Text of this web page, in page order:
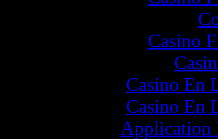
Casino
Casino En
Casino En
Application